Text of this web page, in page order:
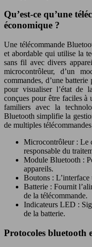
Qu’est-ce qu’une
économique ?
Une télécommande
et abordable qui utilise la
sans fil avec divers
microcontrôleur, d’un
commandes, d’une
pour visualiser l’état de
conçues pour être faciles à
familiers avec la
Bluetooth simplifie la
de multiples
Microcontrôleur : Le
responsable du
Module Bluetooth :
appareils.
Boutons :
Batterie : Fournit
de la télécommande.
Indicateurs LED :
de la batterie.
Protocoles bluetooth